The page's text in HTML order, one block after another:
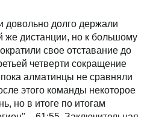
довольно долго держали
же дистанции, но к большому
свое отставание до
четверти сокращение
алматинцы не сравняли
этого команды некоторое
но в итоге по итогам